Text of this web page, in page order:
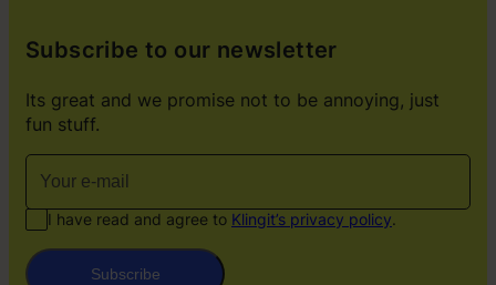
Subscribe to our newsletter
Its great and we promise not to be annoying, just
fun stuff.
I have read and agree to Klingit’s privacy policy.
Subscribe